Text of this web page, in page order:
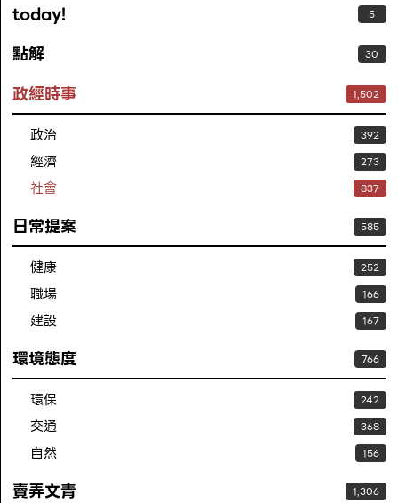
today! 5
點解 30
政經時事 1,502
政治 392
經濟 273
社會 837
日常提案 585
健康 252
職場 166
建設 167
環境態度 766
環保 242
交通 368
自然 156
賣弄文青 1,306